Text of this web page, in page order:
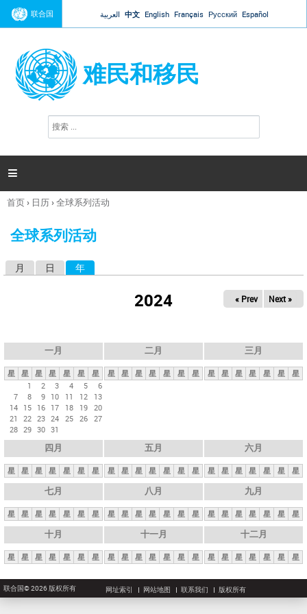
Jump to navigation
联合国 العربية 中文 English Français Русский Español
难民和移民
搜
索

你
这
首页› 日历›全球系列活动
全球系列活动
月 日 年
2024 « Prev Next »
一月
星 星 星 星 星 星
星
1
2 3 4 5
6
7
8 9 10 11 12
13
14 15 16 17 18 19 20
21
22 23 24 25 26 27
28 29 30 31
二月
星 星 星 星 星 星 星
三月
星 星 星 星 星 星 星
四月
星 星 星 星 星 星 星
五月
星 星 星 星 星 星 星
六月
星 星 星 星 星 星 星
七月
星 星 星 星 星 星 星
八月
星 星 星 星 星 星 星
九月
星 星 星 星 星 星 星
十月
星 星 星 星 星 星 星
十一月
星 星 星 星 星 星 星
十二月
星 星 星 星 星 星 星
联合国© 2026 版权所有 网址索引 网站地图 联系我们 版权所有